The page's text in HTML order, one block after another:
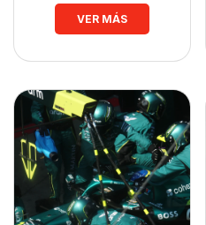
VER MÁS